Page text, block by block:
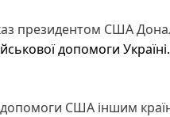
президентом США
допомоги Україні.
США іншим